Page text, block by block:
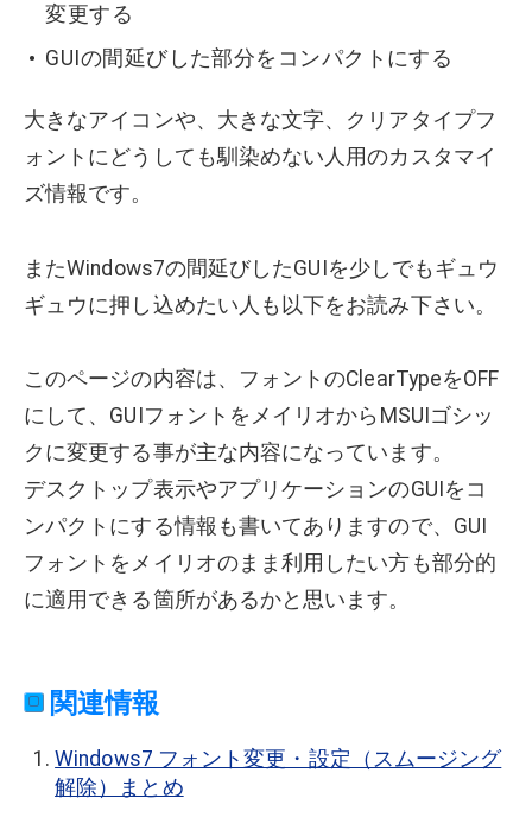
変更する
GUIの間延びした部分をコンパクトにする
大きなアイコンや、大きな文字、クリアタイプフ
ォントにどうしても馴染めない人用のカスタマイ
ズ情報です。
またWindows7の間延びしたGUIを少しでもギュウ
ギュウに押し込めたい人も以下をお読み下さい。
このページの内容は、フォントのClearTypeをOFF
にして、GUIフォントをメイリオからMSUIゴシッ
クに変更する事が主な内容になっています。
デスクトップ表示やアプリケーションのGUIをコ
ンパクトにする情報も書いてありますので、GUI
フォントをメイリオのまま利用したい方も部分的
に適用できる箇所があるかと思います。
関連情報
Windows7 フォント変更・設定（スムージング
解除）まとめ